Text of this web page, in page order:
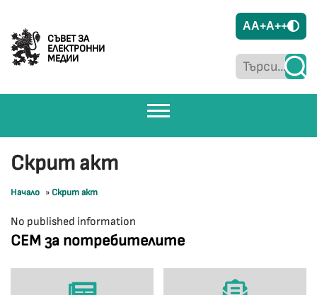
СЪВЕТ ЗА
ЕЛЕКТРОННИ
МЕДИИ
AA+A++
СЕМ за потребителите
Скрит акт
Начало » Скрит акт
No published information